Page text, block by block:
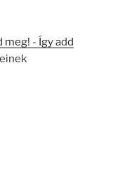
- Így add